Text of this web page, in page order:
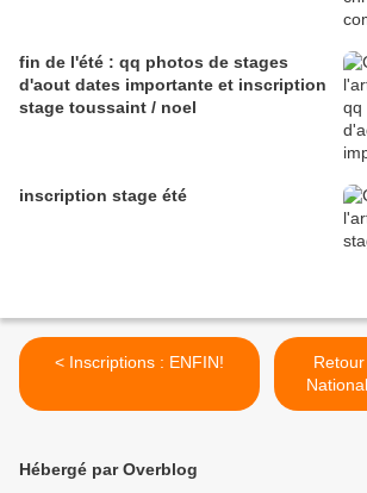
fin de l'été : qq photos de stages
d'aout dates importante et inscription
stage toussaint / noel
inscription stage été
< Inscriptions : ENFIN!
Hébergé par Overblog